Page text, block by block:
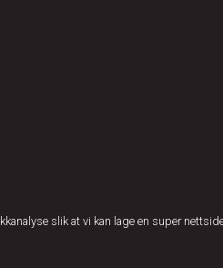
slik at vi kan lage en super